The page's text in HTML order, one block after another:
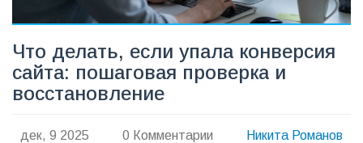
Что делать, если упала конверсия
сайта: пошаговая проверка и
восстановление
дек, 9 2025 0 Комментарии Никита Романов